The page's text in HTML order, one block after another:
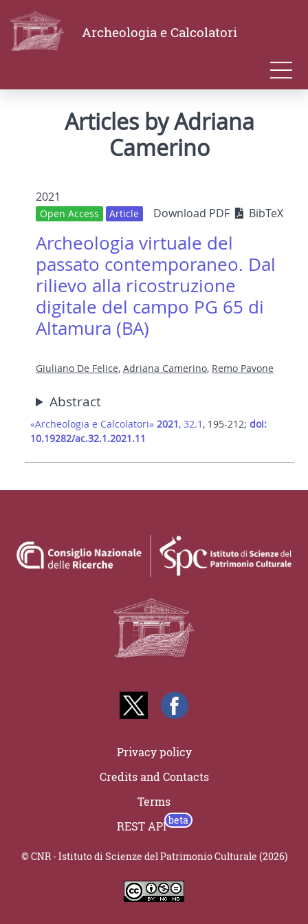
Archeologia e Calcolatori
Articles by Adriana
Camerino
2021
Open Access Article Download PDF BibTeX
Archeologia virtuale del
passato contemporaneo. Dal
rilievo alla ricostruzione
digitale del campo PG 65 di
Altamura (BA)
Giuliano De Felice, Adriana Camerino, Remo Pavone
Abstract
«Archeologia e Calcolatori» 2021, 32.1 , 195-212; doi:
10.19282/ac.32.1.2021.11
Privacy policy
Credits and Contacts
Terms
REST API
© CNR - Istituto di Scienze del Patrimonio Culturale (2026)